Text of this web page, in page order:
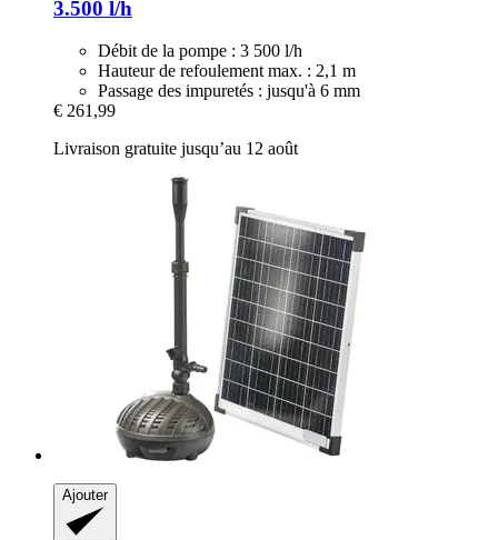
3.500 l/h
Débit de la pompe : 3 500 l/h
Hauteur de refoulement max. : 2,1 m
Passage des impuretés : jusqu'à 6 mm
€ 261,99
Livraison gratuite jusqu’au 12 août
Ajouter